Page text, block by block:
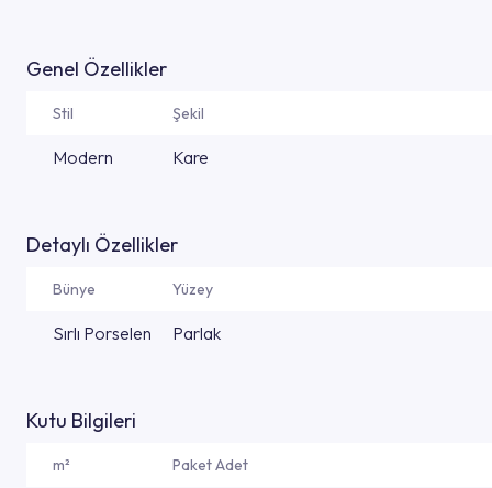
Genel Özellikler
Stil Şekil
Modern Kare
Detaylı Özellikler
Bünye Yüzey
Sırlı Porselen Parlak
Kutu Bilgileri
m² Paket Adet